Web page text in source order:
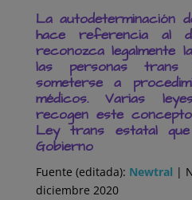
La autodeterminación
hace referencia al
reconozca legalmente
las personas trans
someterse a
médicos. Varias
recogen este
Ley trans estatal
Gobierno
Fuente (editada): Newtral |
diciembre 2020